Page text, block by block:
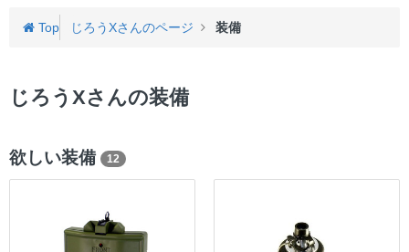
Top じろうXさんのページ 装備
じろうXさんの装備
欲しい装備 12